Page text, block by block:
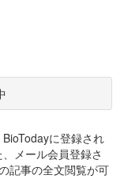
に登録され
メール会員登録さ
記事の全文閲覧が可